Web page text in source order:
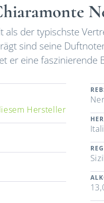
als der typischste
sind seine
er eine faszinierende
Hersteller